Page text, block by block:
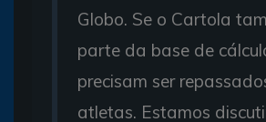
Globo. Se o Cartola
parte da base de
precisam ser
atletas. Estamos